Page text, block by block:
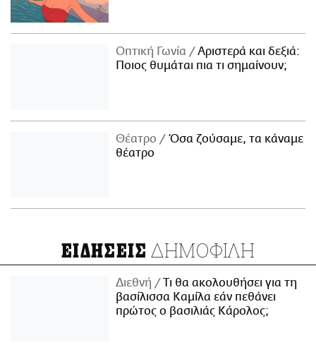
Οπτική Γωνία
Αριστερά και δεξιά:
Ποιος θυμάται πια τι σημαίνουν;
Θέατρο
Όσα ζούσαμε, τα κάναμε
θέατρο
ΕΙΔΗΣΕΙΣ ΔΗΜΟΦΙΛΗ
Διεθνή
Τι θα ακολουθήσει για τη
βασίλισσα Καμίλα εάν πεθάνει
πρώτος ο βασιλιάς Κάρολος;